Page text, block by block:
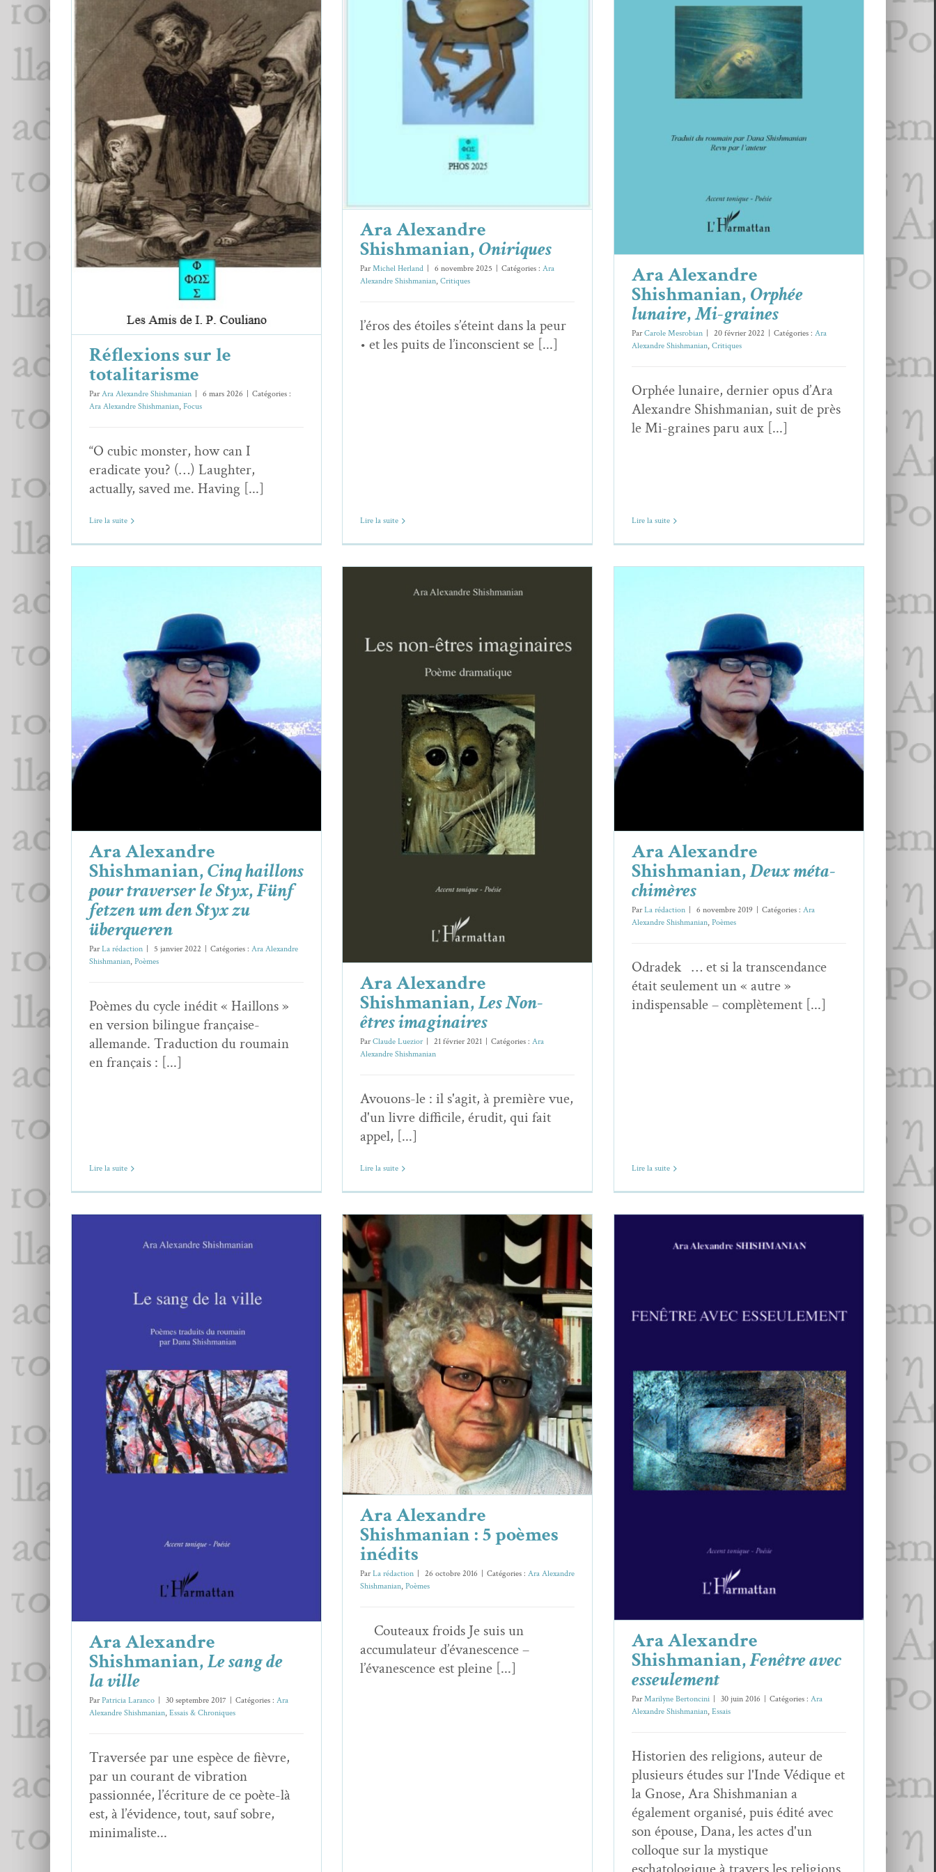
Réflexions sur le totalitarisme
Ara Alexandre Shishmanian Focus
Réflexions sur le
totalitarisme
ParAra Alexandre Shishmanian 6 mars 2026
Catégories :
Ara Alexandre Shishmanian, Focus
“O cubic monster, how can I
eradicate you? (…) Laughter,
actually, saved me. Having [...]
Lire la suite
Ara Alexandre Shishmanian,
Oniriques
Ara Alexandre Shishmanian Critiques
Ara Alexandre
Shishmanian,Oniriques
ParMichel Herland 6 novembre 2025 Catégories : Ara
Alexandre Shishmanian, Critiques
l’éros des étoiles s’éteint dans la peur
• et les puits de l’inconscient se [...]
Lire la suite
Ara Alexandre Shishmanian,
lunaire, Mi-graines
Ara Alexandre Shishmanian Critiques
Ara Alexandre
Shishmanian,Orphée
lunaire,Mi-graines
ParCarole Mesrobian 20 février 2022 Catégories : Ara
Alexandre Shishmanian, Critiques
Orphée lunaire, dernier opus d’Ara
Alexandre Shishmanian, suit de près
le Mi-graines paru aux [...]
Lire la suite
Ara Alexandre Shishmanian,
haillons pour traverser le Styx,Fünf
fetzen um den Styx zu überqueren
Ara Alexandre Shishmanian Poèmes
Ara Alexandre
Shishmanian,Cinq haillons
pour traverser le Styx,Fünf
fetzen um den Styx zu
überqueren
ParLa rédaction | 5 janvier 2022 | Catégories : Ara Alexandre
Shishmanian, Poèmes
Poèmes du cycle inédit « Haillons »
en version bilingue française-
allemande. Traduction du roumain
en français : [...]
Lire la suite
Ara Alexandre Shishmanian,
Non-êtres imaginaires
Ara Alexandre Shishmanian
Ara Alexandre
Shishmanian,Les Non-
êtres imaginaires
ParClaude Luezior 21 février 2021 Catégories : Ara
Alexandre Shishmanian
Avouons-le : il s'agit, à première vue,
d'un livre difficile, érudit, qui fait
appel, [...]
Lire la suite
Ara Alexandre Shishmanian,
méta-chimères
Ara Alexandre Shishmanian Poèmes
Ara Alexandre
Shishmanian,Deux méta-
chimères
ParLa rédaction | 6 novembre 2019 | Catégories : Ara
Alexandre Shishmanian, Poèmes
Odradek … et si la transcendance
était seulement un « autre »
indispensable – complètement [...]
Lire la suite
Ara Alexandre Shishmanian,Le sang
de la ville
Ara Alexandre Shishmanian Essais & Chroniques
Ara Alexandre
Shishmanian,Le sang de
la ville
ParPatricia Laranco | 30 septembre 2017 | Catégories : Ara
Alexandre Shishmanian, Essais & Chroniques
Traversée par une espèce de fièvre,
par un courant de vibration
passionnée, l’écriture de ce poète-là
est, à l’évidence, tout, sauf sobre,
minimaliste...
Ara Alexandre Shishmanian : 5
poèmes inédits
Ara Alexandre Shishmanian Poèmes
Ara Alexandre
Shishmanian : 5 poèmes
inédits
ParLa rédaction | 26 octobre 2016 | Catégories : Ara Alexandre
Shishmanian, Poèmes
Couteaux froids Je suis un
accumulateur d’évanescence –
l’évanescence est pleine [...]
Ara Alexandre Shishmanian,Fenêtre
avec esseulement
Ara Alexandre Shishmanian Essais
Ara Alexandre
Shishmanian,Fenêtre avec
esseulement
ParMarilyne Bertoncini 30 juin 2016 Catégories : Ara
Alexandre Shishmanian, Essais
Historien des religions, auteur de
plusieurs études sur l'Inde Védique et
la Gnose, Ara Shishmanian a
également organisé, puis édité avec
son épouse, Dana, les actes d'un
colloque sur la mystique